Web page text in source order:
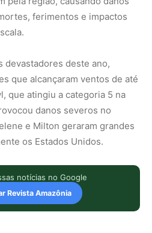
ferimentos e impactos
devastadores deste ano,
que alcançaram ventos de até
que atingiu a categoria 5 na
danos severos no
e Milton geraram grandes
os Estados Unidos.
notícias no Google
Revista Amazônia